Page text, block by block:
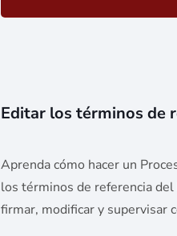
Editar los términos de
Aprenda cómo hacer un
los términos de referencia del
firmar, modificar y supervisar